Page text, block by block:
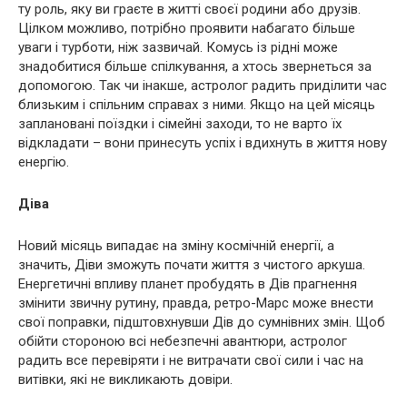
ту роль, яку ви граєте в житті своєї родини або друзів.
Цілком можливо, потрібно проявити набагато більше
уваги і турботи, ніж зазвичай. Комусь із рідні може
знадобитися більше спілкування, а хтось звернеться за
допомогою. Так чи інакше, астролог радить приділити час
близьким і спільним справах з ними. Якщо на цей місяць
заплановані поїздки і сімейні заходи, то не варто їх
відкладати – вони принесуть успіх і вдихнуть в життя нову
енергію.
Діва
Новий місяць випадає на зміну космічній енергії, а
значить, Діви зможуть почати життя з чистого аркуша.
Енергетичні впливу планет пробудять в Дів прагнення
змінити звичну рутину, правда, ретро-Марс може внести
свої поправки, підштовхнувши Дів до сумнівних змін. Щоб
обійти стороною всі небезпечні авантюри, астролог
радить все перевіряти і не витрачати свої сили і час на
витівки, які не викликають довіри.